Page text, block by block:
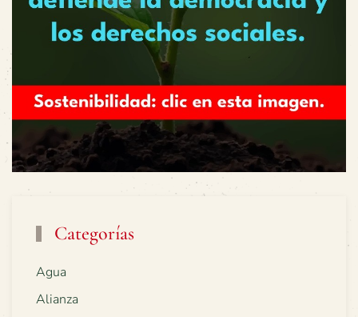
Categorías
Agua
Alianza